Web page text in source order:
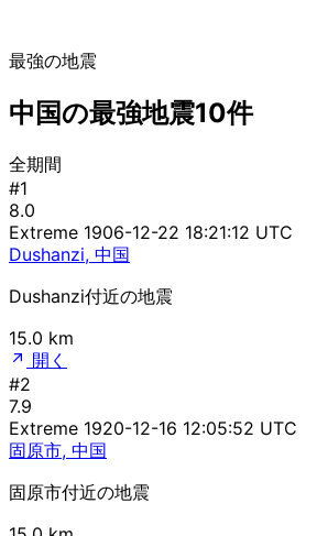
最強の地震
中国の最強地震10件
全期間
#1
8.0
Extreme 1906-12-22 18:21:12 UTC
Dushanzi, 中国
Dushanzi付近の地震
15.0 km
開く
#2
7.9
Extreme 1920-12-16 12:05:52 UTC
固原市, 中国
固原市付近の地震